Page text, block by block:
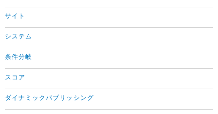
サイト
システム
条件分岐
スコア
ダイナミックパブリッシング